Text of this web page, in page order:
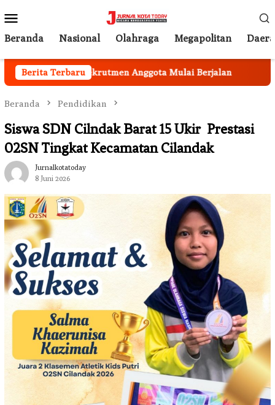
ke
kontenMobile
Beranda Nasional Olahraga Megapolitan
Berita Terbaru
Rekrutmen Anggota Mulai Berjalan Program
Beranda Pendidikan
Siswa SDN Cilndak Barat 15 Ukir Prestasi
02SN Tingkat Kecamatan Cilandak
Jurnalkotatoday
8 Juni 2026